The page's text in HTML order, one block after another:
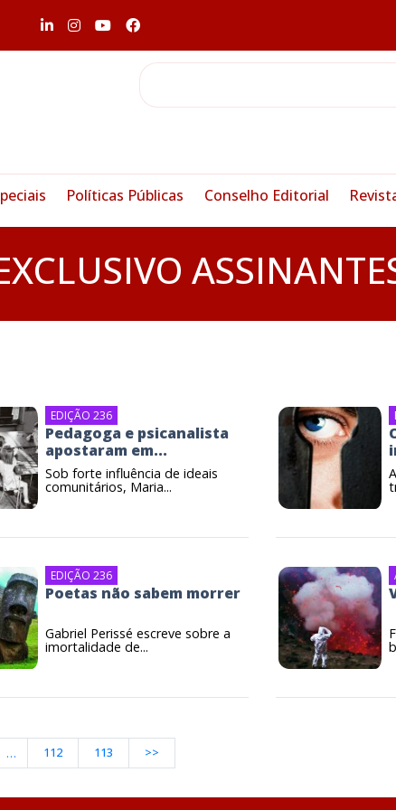
Políticas Públicas Conselho Editorial
EDIÇÃO 236
Pedagoga e psicanalista
apostaram em...
Sob forte influência de ideais
comunitários, Maria...
EDIÇÃO 236
Poetas não sabem morrer
Gabriel Perissé escreve sobre a
imortalidade de...
… 112 113 >>